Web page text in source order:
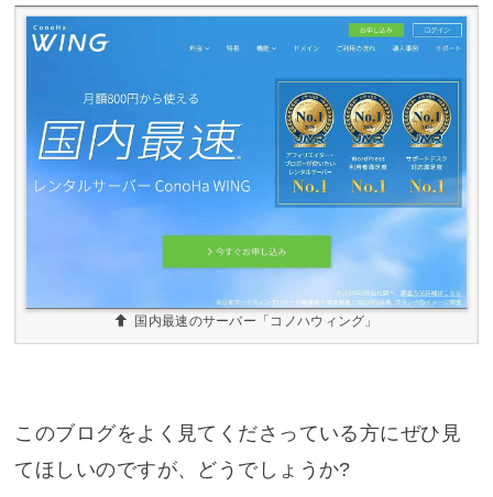
国内最速のサーバー「コノハウィング」
このブログをよく見てくださっている方にぜひ見
てほしいのですが、どうでしょうか?